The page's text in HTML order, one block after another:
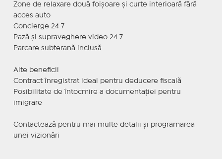
Zone de relaxare două foișoare și curte interioară fără
acces auto
Concierge 24 7
Pază și supraveghere video 24 7
Parcare subterană inclusă
Alte beneficii
Contract înregistrat ideal pentru deducere fiscală
Posibilitate de întocmire a documentației pentru
imigrare
Contactează pentru mai multe detalii și programarea
unei vizionări